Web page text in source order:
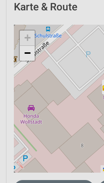
Karte & Route
+
−